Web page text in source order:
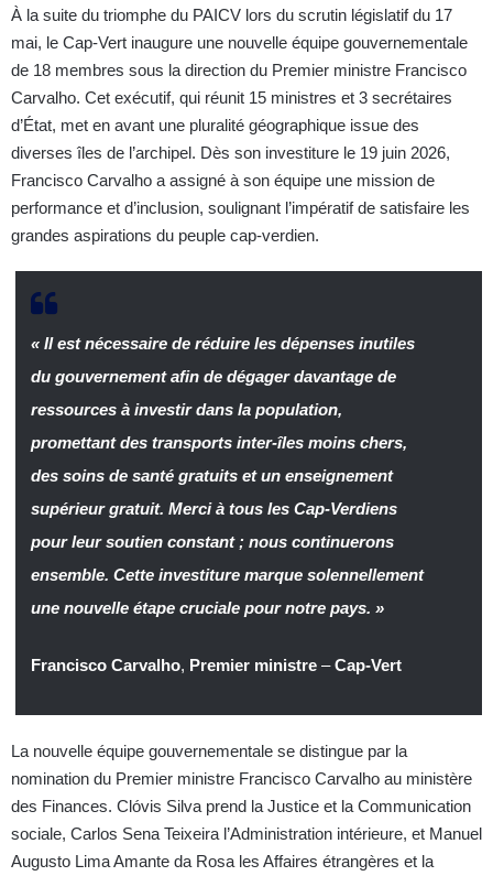
À la suite du triomphe du PAICV lors du scrutin législatif du 17
mai, le Cap-Vert inaugure une nouvelle équipe gouvernementale
de 18 membres sous la direction du Premier ministre Francisco
Carvalho. Cet exécutif, qui réunit 15 ministres et 3 secrétaires
d’État, met en avant une pluralité géographique issue des
diverses îles de l’archipel. Dès son investiture le 19 juin 2026,
Francisco Carvalho a assigné à son équipe une mission de
performance et d’inclusion, soulignant l’impératif de satisfaire les
grandes aspirations du peuple cap-verdien.
« Il est nécessaire de réduire les dépenses inutiles
du gouvernement afin de dégager davantage de
ressources à investir dans la population,
promettant des transports inter-îles moins chers,
des soins de santé gratuits et un enseignement
supérieur gratuit. Merci à tous les Cap-Verdiens
pour leur soutien constant ; nous continuerons
ensemble. Cette investiture marque solennellement
une nouvelle étape cruciale pour notre pays. »
Francisco Carvalho, Premier ministre–Cap-Vert
La nouvelle équipe gouvernementale se distingue par la
nomination du Premier ministre Francisco Carvalho au ministère
des Finances. Clóvis Silva prend la Justice et la Communication
sociale, Carlos Sena Teixeira l’Administration intérieure, et Manuel
Augusto Lima Amante da Rosa les Affaires étrangères et la